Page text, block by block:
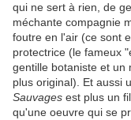
qui ne sert à rien, de
méchante compagnie
foutre en l'air (ce sont
protectrice (le fameux
gentille botaniste et un
plus original). Et aussi
Sauvages est plus un
qu'une oeuvre qui se